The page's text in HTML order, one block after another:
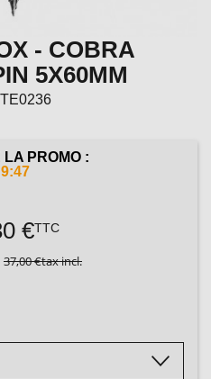
- COBRA
5X60MM
TE0236
LA PROMO :
€TTC
37,00 €tax incl.